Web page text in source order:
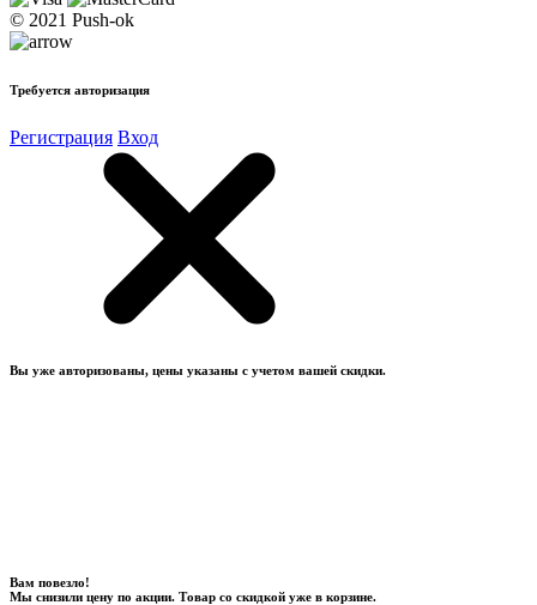
© 2021 Push-ok
Требуется авторизация
Регистрация Вход
Вы уже авторизованы, цены указаны с учетом вашей скидки.
Вам повезло!
Мы снизили цену по акции. Товар со скидкой уже в корзине.